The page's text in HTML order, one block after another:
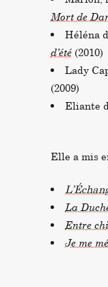
Mort de
Héléna
d’été (2010)
Lady
(2009)
Eliante
Elle a mis
La
Entre
Je me